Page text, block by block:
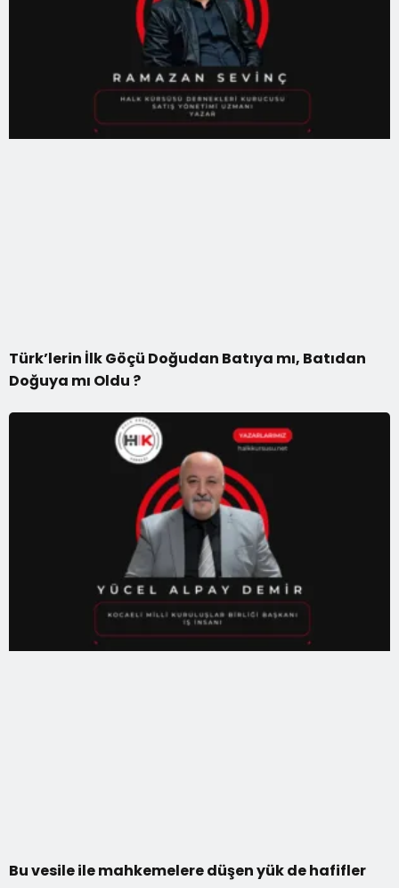
Türk’lerin İlk Göçü Doğudan Batıya mı, Batıdan
Doğuya mı Oldu ?
Bu vesile ile mahkemelere düşen yük de hafifler